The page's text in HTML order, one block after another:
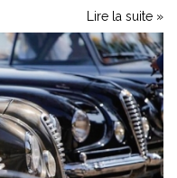
Lire la suite »